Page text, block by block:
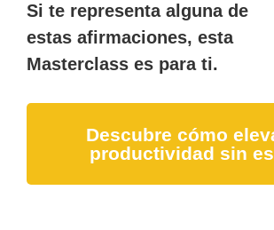
Si te representa alguna de
estas afirmaciones, esta
Masterclass es para ti.
Descubre cómo
productividad sin